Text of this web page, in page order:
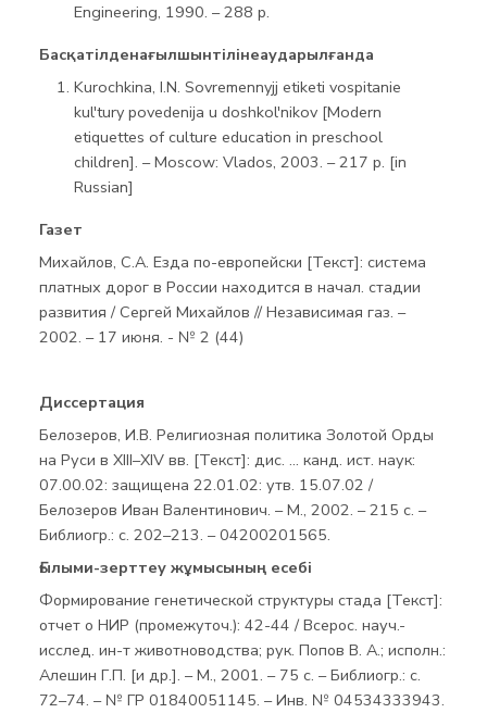
Engineering, 1990. – 288 p.
Басқатілденағылшынтілінеаударылғанда
Kurochkina, I.N. Sovremennyjj etiketi vospitanie
kul'tury povedenija u doshkol'nikov [Modern
etiquettes of culture education in preschool
children]. – Moscow: Vlados, 2003. – 217 p. [in
Russian]
Газет
Михайлов, С.А. Езда по-европейски [Текст]: система
платных дорог в России находится в начал. стадии
развития / Сергей Михайлов // Независимая газ. –
2002. – 17 июня. - № 2 (44)
Диссертация
Белозеров, И.В. Религиозная политика Золотой Орды
на Руси в XIII–XIV вв. [Текст]: дис. … канд. ист. наук:
07.00.02: защищена 22.01.02: утв. 15.07.02 /
Белозеров Иван Валентинович. – М., 2002. – 215 с. –
Библиогр.: с. 202–213. – 04200201565.
Ғылыми-зерттеу жұмысының есебі
Формирование генетической структуры стада [Текст]:
отчет о НИР (промежуточ.): 42-44 / Всерос. науч.-
исслед. ин-т животноводства; рук. Попов В. А.; исполн.:
Алешин Г.П. [и др.]. – М., 2001. – 75 с. – Библиогр.: с.
72–74. – № ГР 01840051145. – Инв. № 04534333943.